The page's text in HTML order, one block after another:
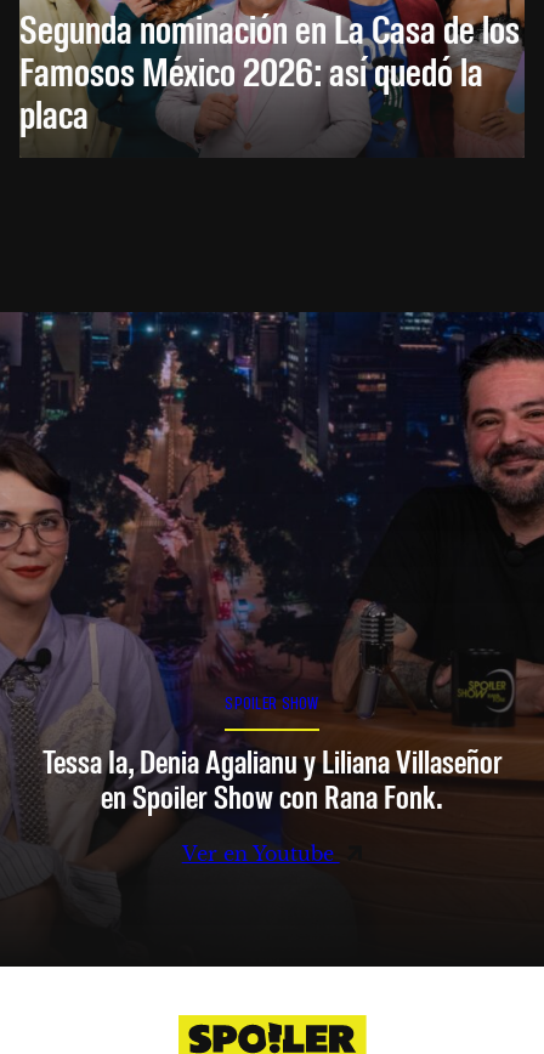
Segunda nominación en La Casa de los
Famosos México 2026: así quedó la
placa
SPOILER SHOW
Tessa Ia, Denia Agalianu y Liliana Villaseñor
en Spoiler Show con Rana Fonk.
Ver en Youtube